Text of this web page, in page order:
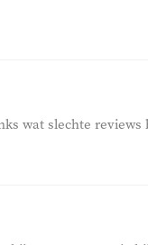
wat slechte